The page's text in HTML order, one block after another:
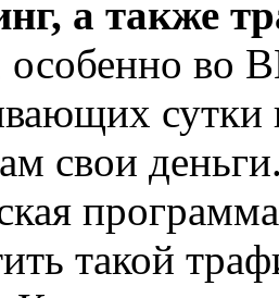
а также
особенно во
сутки
свои
такой